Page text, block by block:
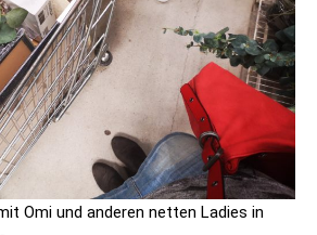
Omi und anderen netten Ladies in